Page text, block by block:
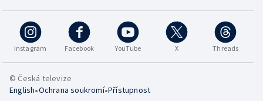
Instagram Facebook YouTube X Threads
© Česká televize
English•Ochrana soukromí•Přístupnost